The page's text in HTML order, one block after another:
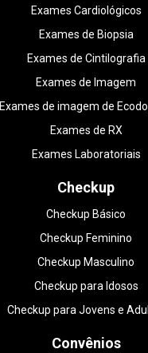
Exames Cardiológicos
Exames de Biopsia
Exames de Cintilografia
Exames de Imagem
Exames de imagem de
Exames de RX
Exames Laboratoriais
Checkup
Checkup Básico
Checkup Feminino
Checkup Masculino
Checkup para Idosos
Checkup para Jovens e
Convênios